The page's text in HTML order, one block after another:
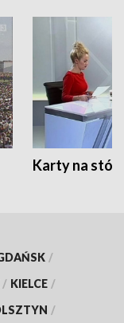
Karty na
/
/ KIELCE /
/